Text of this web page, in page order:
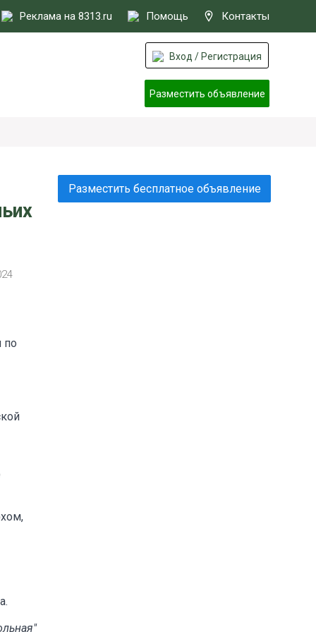
Реклама на 8313.ru Помощь Контакты
Вход / Регистрация
Разместить объявление
по
Разместить бесплатное объявление